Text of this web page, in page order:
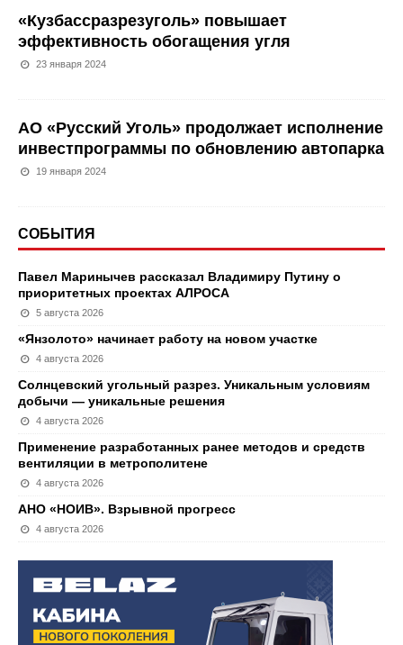
«Кузбассразрезуголь» повышает
эффективность обогащения угля
23 января 2024
АО «Русский Уголь» продолжает исполнение
инвестпрограммы по обновлению автопарка
19 января 2024
СОБЫТИЯ
Павел Маринычев рассказал Владимиру Путину о
приоритетных проектах АЛРОСА
5 августа 2026
«Янзолото» начинает работу на новом участке
4 августа 2026
Солнцевский угольный разрез. Уникальным условиям
добычи — уникальные решения
4 августа 2026
Применение разработанных ранее методов и средств
вентиляции в метрополитене
4 августа 2026
АНО «НОИВ». Взрывной прогресс
4 августа 2026